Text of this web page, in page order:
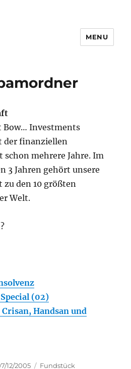
MENU
Bow… Investments
der finanziellen
mehrere Jahre. Im
3 Jahren gehört unsere
zu den 10 größten
Welt.
(02)
Handsan und
12/2005 Categories
Fundstück